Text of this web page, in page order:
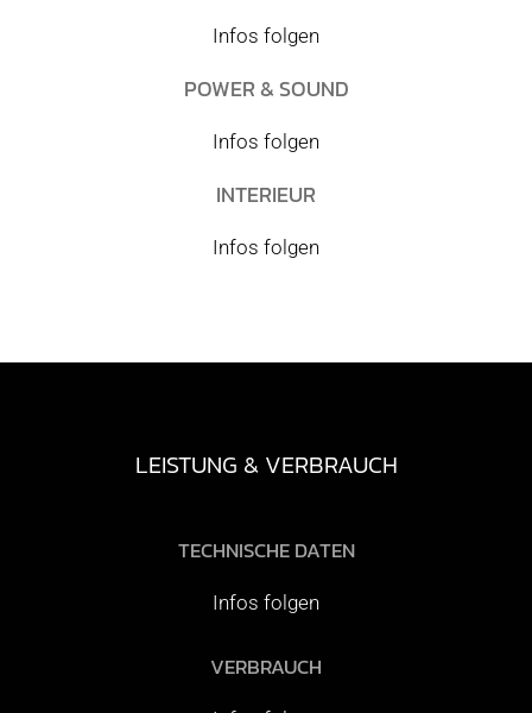
Infos folgen
POWER & SOUND
Infos folgen
INTERIEUR
Infos folgen
LEISTUNG & VERBRAUCH
TECHNISCHE DATEN
Infos folgen
VERBRAUCH